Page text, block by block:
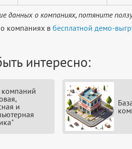
данных о компаниях, потяните
компаниях в бесплатной демо-
интересно:
компаний
и